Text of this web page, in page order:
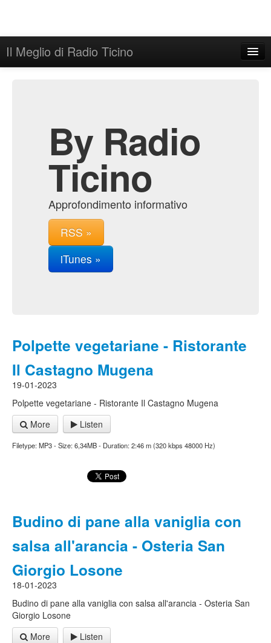
Il Meglio di Radio Ticino
By Radio
Ticino
Approfondimento informativo
RSS »
iTunes »
Polpette vegetariane - Ristorante
Il Castagno Mugena
19-01-2023
Polpette vegetariane - Ristorante Il Castagno Mugena
More
Listen
Filetype: MP3 - Size: 6,34MB - Duration: 2:46 m (320 kbps 48000 Hz)
Budino di pane alla vaniglia con
salsa all'arancia - Osteria San
Giorgio Losone
18-01-2023
Budino di pane alla vaniglia con salsa all'arancia - Osteria San
Giorgio Losone
More
Listen